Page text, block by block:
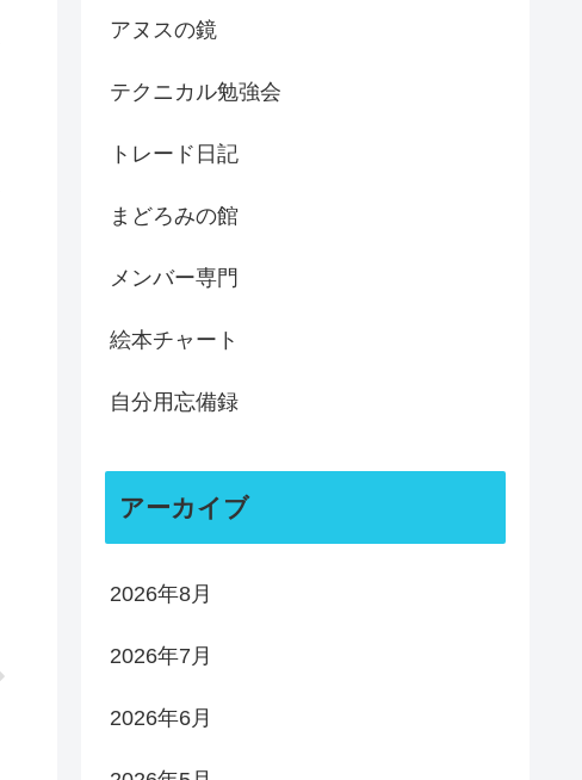
アヌスの鏡
テクニカル勉強会
トレード日記
まどろみの館
メンバー専門
絵本チャート
自分用忘備録
アーカイブ
2026年8月
2026年7月
2026年6月